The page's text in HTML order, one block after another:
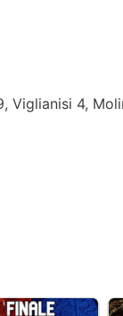
Viglianisi 4,